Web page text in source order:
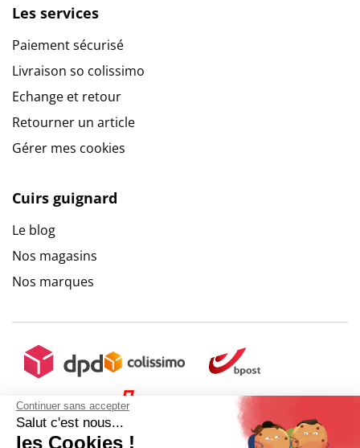
Continuer sans accepter
Salut c'est nous...
les Cookies !
Les services
Paiement sécurisé
Livraison so colissimo
Echange et retour
Retourner un article
Gérer mes cookies
Cuirs guignard
Le blog
Nos magasins
Nos marques